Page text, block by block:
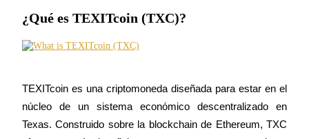
Conviértete en un Trader de Copia
Disfruta del reparto de beneficios y comisiones de copy trading
¿Qué es TEXITcoin (TXC)?
TEXITcoin es una criptomoneda diseñada para estar en el
núcleo de un sistema económico descentralizado en
Texas. Construido sobre la blockchain de Ethereum, TXC